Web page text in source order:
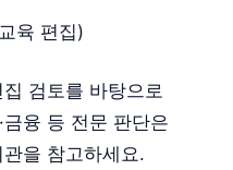
육 편집)
검토를 바탕으로
금융 등 전문 판단은
을 참고하세요.